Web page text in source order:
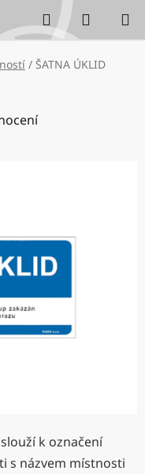
Hledat
KOŠÍK
/ ŠATNA ÚKLID
slouží k označení
s názvem místnosti